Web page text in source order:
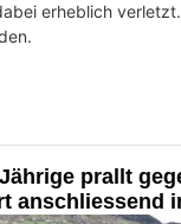
erheblich
prallt
anschliessend